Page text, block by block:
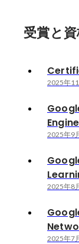
受賞と
2025年
2025年9
2025年8
2025年7